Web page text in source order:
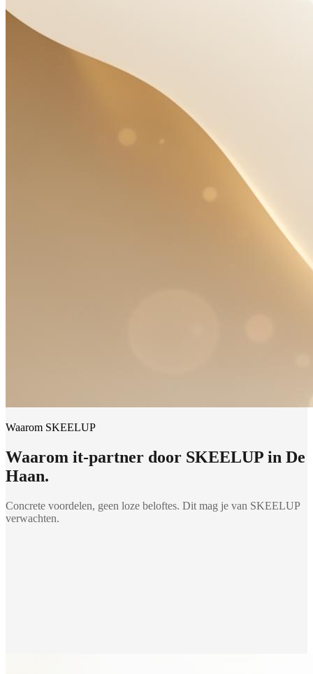
Waarom SKEELUP
Waarom it-partner door SKEELUP in De
Haan.
Concrete voordelen, geen loze beloftes. Dit mag je van SKEELUP
verwachten.